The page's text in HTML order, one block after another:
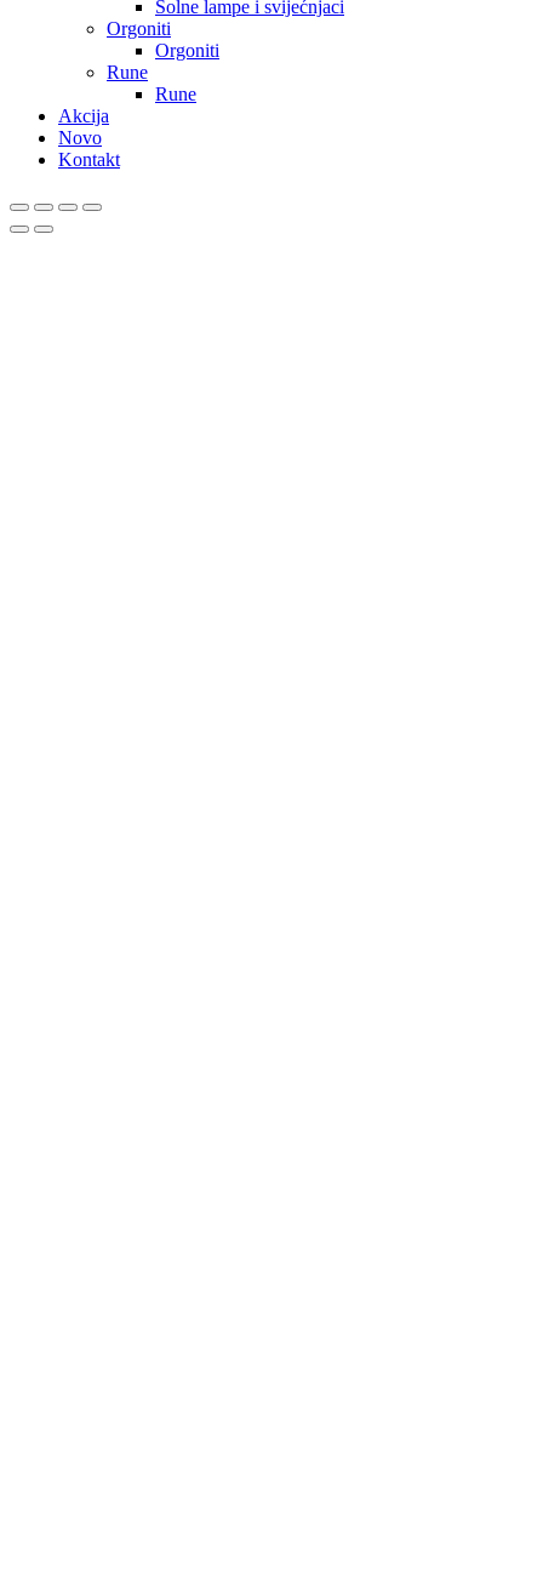
Solne lampe i svijećnjaci
Orgoniti
Orgoniti
Rune
Rune
Akcija
Novo
Kontakt